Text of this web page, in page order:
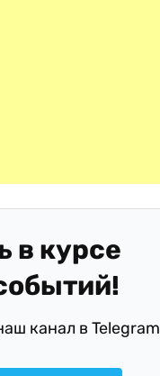
в курсе
канал в Telegram